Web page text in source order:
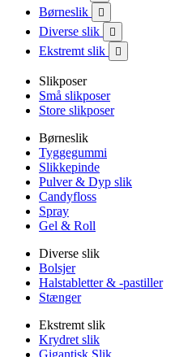
Børneslik 
Diverse slik 
Ekstremt slik 
Slikposer
Små slikposer
Store slikposer
Børneslik
Tyggegummi
Slikkepinde
Pulver & Dyp slik
Candyfloss
Spray
Gel & Roll
Diverse slik
Bolsjer
Halstabletter & -pastiller
Stænger
Ekstremt slik
Krydret slik
Gigantisk Slik